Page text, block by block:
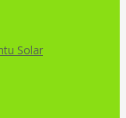
Solar